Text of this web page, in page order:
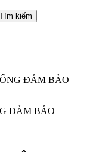
ĐẢM BẢO